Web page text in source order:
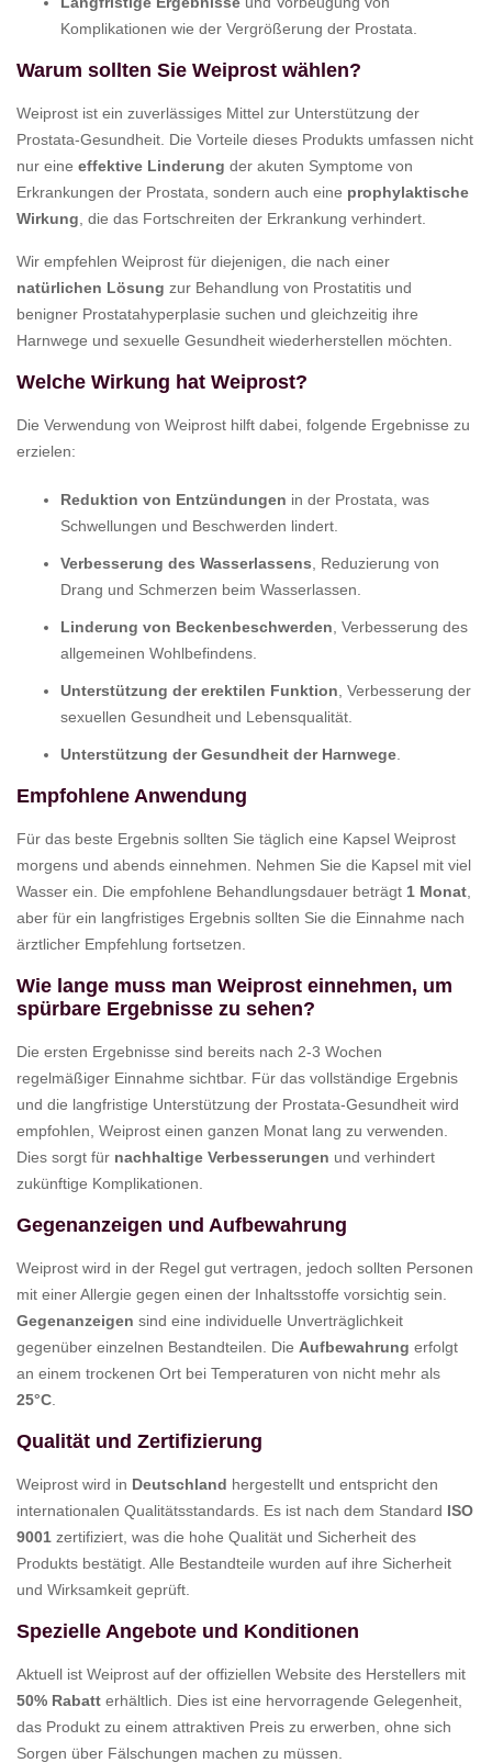
Komplikationen wie der Vergrößerung der Prostata.
Warum sollten Sie Weiprost wählen?
Weiprost ist ein zuverlässiges Mittel zur Unterstützung der
Prostata-Gesundheit. Die Vorteile dieses Produkts umfassen nicht
nur eine effektive Linderung der akuten Symptome von
Erkrankungen der Prostata, sondern auch eine prophylaktische
Wirkung , die das Fortschreiten der Erkrankung verhindert.
Wir empfehlen Weiprost für diejenigen, die nach einer
natürlichen Lösung zur Behandlung von Prostatitis und
benigner Prostatahyperplasie suchen und gleichzeitig ihre
Harnwege und sexuelle Gesundheit wiederherstellen möchten.
Welche Wirkung hat Weiprost?
Die Verwendung von Weiprost hilft dabei, folgende Ergebnisse zu
erzielen:
Reduktion von Entzündungen in der Prostata, was
Schwellungen und Beschwerden lindert.
Verbesserung des Wasserlassens , Reduzierung von
Drang und Schmerzen beim Wasserlassen.
Linderung von Beckenbeschwerden , Verbesserung des
allgemeinen Wohlbefindens.
Unterstützung der erektilen Funktion , Verbesserung der
sexuellen Gesundheit und Lebensqualität.
Unterstützung der Gesundheit der Harnwege
Empfohlene Anwendung
Für das beste Ergebnis sollten Sie täglich eine Kapsel Weiprost
morgens und abends einnehmen. Nehmen Sie die Kapsel mit viel
Wasser ein. Die empfohlene Behandlungsdauer beträgt 1 Monat
aber für ein langfristiges Ergebnis sollten Sie die Einnahme nach
ärztlicher Empfehlung fortsetzen.
Wie lange muss man Weiprost einnehmen, um
spürbare Ergebnisse zu sehen?
Die ersten Ergebnisse sind bereits nach 2-3 Wochen
regelmäßiger Einnahme sichtbar. Für das vollständige Ergebnis
und die langfristige Unterstützung der Prostata-Gesundheit wird
empfohlen, Weiprost einen ganzen Monat lang zu verwenden.
Dies sorgt für nachhaltige Verbesserungen und verhindert
zukünftige Komplikationen.
Gegenanzeigen und Aufbewahrung
Weiprost wird in der Regel gut vertragen, jedoch sollten Personen
mit einer Allergie gegen einen der Inhaltsstoffe vorsichtig sein.
Gegenanzeigen sind eine individuelle Unverträglichkeit
gegenüber einzelnen Bestandteilen. Die Aufbewahrung erfolgt
an einem trockenen Ort bei Temperaturen von nicht mehr als
25°C
Qualität und Zertifizierung
Weiprost wird in Deutschland hergestellt und entspricht den
internationalen Qualitätsstandards. Es ist nach dem Standard ISO
9001 zertifiziert, was die hohe Qualität und Sicherheit des
Produkts bestätigt. Alle Bestandteile wurden auf ihre Sicherheit
und Wirksamkeit geprüft.
Spezielle Angebote und Konditionen
Aktuell ist Weiprost auf der offiziellen Website des Herstellers mit
50% Rabatt erhältlich. Dies ist eine hervorragende Gelegenheit,
das Produkt zu einem attraktiven Preis zu erwerben, ohne sich
Sorgen über Fälschungen machen zu müssen.